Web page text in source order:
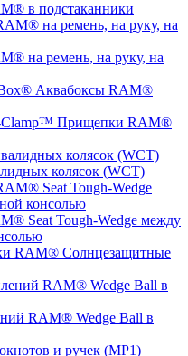
в подстаканники
на ремень, на руку, на
Аквабоксы RAM®
Прищепки RAM®
колясок (WCT)
Seat Tough-Wedge между
Солнцезащитные
RAM® Wedge Ball в